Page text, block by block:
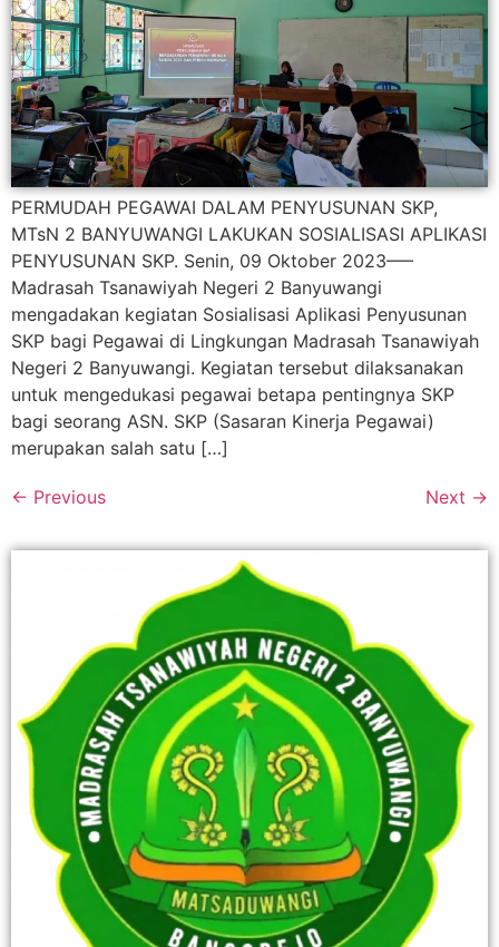
PERMUDAH PEGAWAI DALAM PENYUSUNAN SKP,
MTsN 2 BANYUWANGI LAKUKAN SOSIALISASI APLIKASI
PENYUSUNAN SKP. Senin, 09 Oktober 2023—–
Madrasah Tsanawiyah Negeri 2 Banyuwangi
mengadakan kegiatan Sosialisasi Aplikasi Penyusunan
SKP bagi Pegawai di Lingkungan Madrasah Tsanawiyah
Negeri 2 Banyuwangi. Kegiatan tersebut dilaksanakan
untuk mengedukasi pegawai betapa pentingnya SKP
bagi seorang ASN. SKP (Sasaran Kinerja Pegawai)
merupakan salah satu […]
← Previous Next →